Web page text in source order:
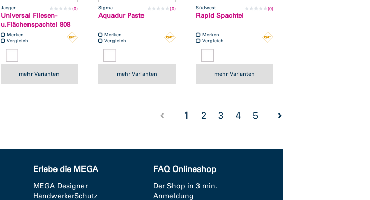
Jaeger (0)
Universal Fliesen-
u.Flächenspachtel 808
Merken
Vergleich
mehr Varianten
Sigma (0)
Aquadur Paste
Merken
Vergleich
mehr Varianten
Südwest (0)
Rapid Spachtel
Merken
Vergleich
mehr Varianten
1 (current)
2 3 4 5
Erlebe die MEGA
MEGA Designer
HandwerkerSchutz
FAQ Onlineshop
Der Shop in 3 min.
Anmeldung